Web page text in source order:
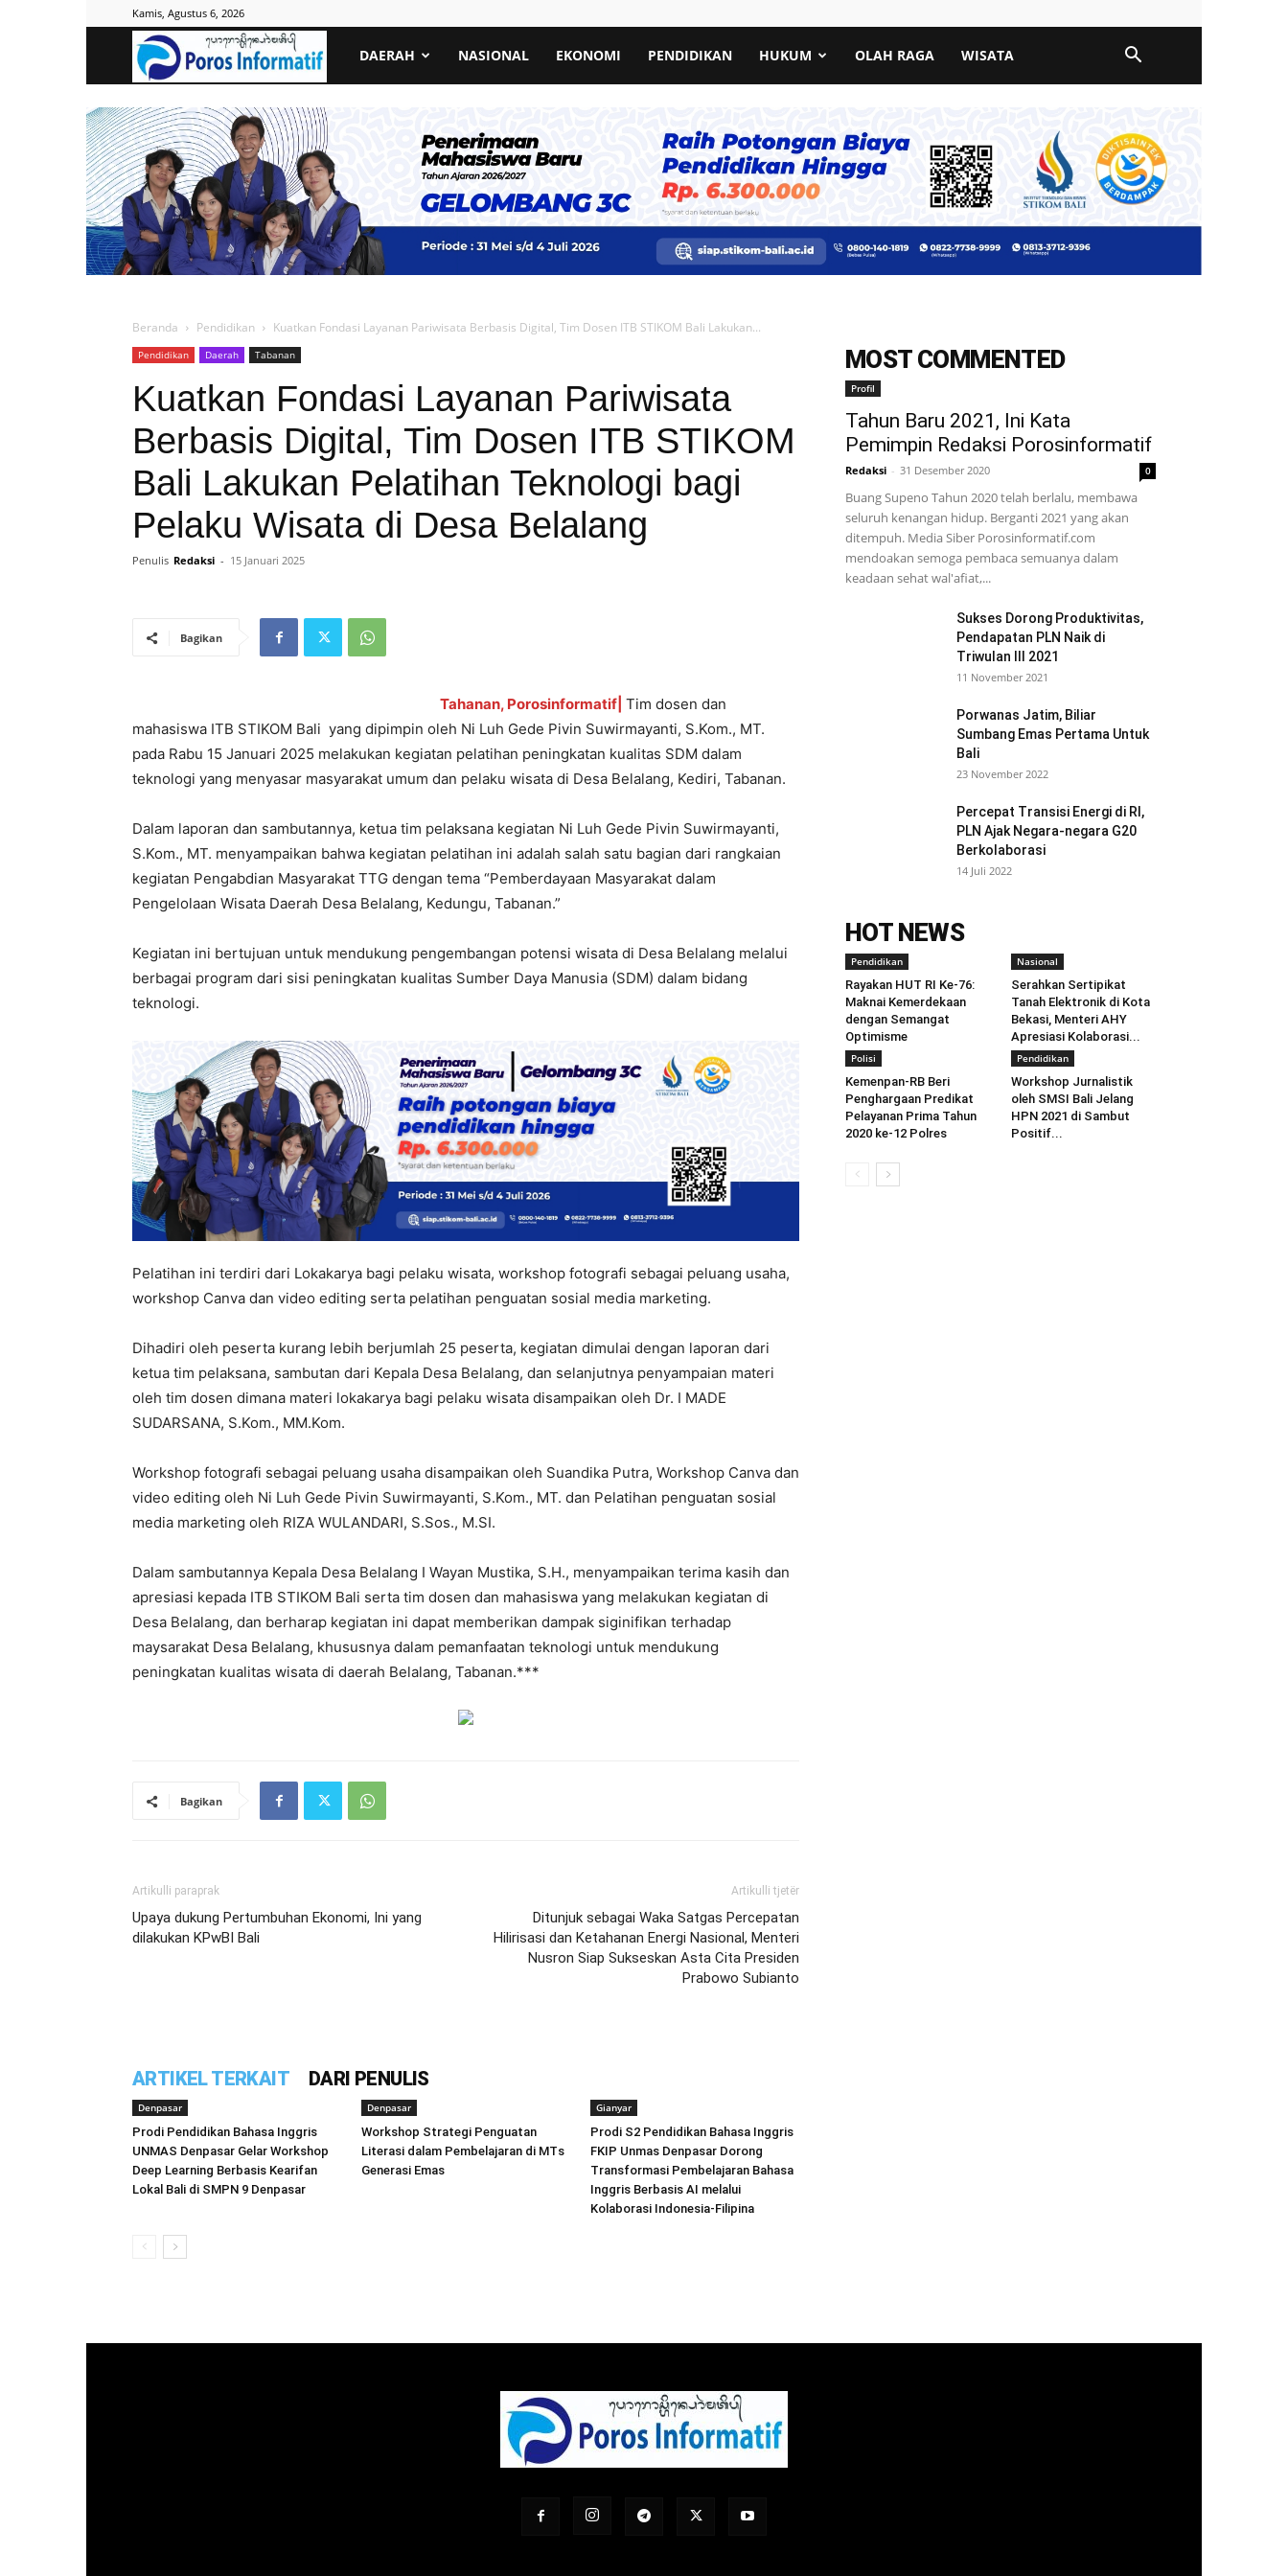
Kamis, Agustus 6, 2026
Poros
DAERAH NASIONAL EKONOMI PENDIDIKAN HUKUM OLAH RAGA WISATA
Beranda Pendidikan Kuatkan Fondasi Layanan Pariwisata Berbasis Digital, Tim Dosen ITB STIKOM Bali Lakukan...
Pendidikan Daerah Tabanan
Kuatkan Fondasi Layanan Pariwisata
Berbasis Digital, Tim Dosen ITB STIKOM
Bali Lakukan Pelatihan Teknologi bagi
Pelaku Wisata di Desa Belalang
Penulis Redaksi - 15 Januari 2025
Bagikan
Tahanan, Porosinformatif| Tim dosen dan
mahasiswa ITB STIKOM Bali yang dipimpin oleh Ni Luh Gede Pivin Suwirmayanti, S.Kom., MT.
pada Rabu 15 Januari 2025 melakukan kegiatan pelatihan peningkatan kualitas SDM dalam
teknologi yang menyasar masyarakat umum dan pelaku wisata di Desa Belalang, Kediri, Tabanan.
Dalam laporan dan sambutannya, ketua tim pelaksana kegiatan Ni Luh Gede Pivin Suwirmayanti,
S.Kom., MT. menyampaikan bahwa kegiatan pelatihan ini adalah salah satu bagian dari rangkaian
kegiatan Pengabdian Masyarakat TTG dengan tema “Pemberdayaan Masyarakat dalam
Pengelolaan Wisata Daerah Desa Belalang, Kedungu, Tabanan.”
Kegiatan ini bertujuan untuk mendukung pengembangan potensi wisata di Desa Belalang melalui
berbagai program dari sisi peningkatan kualitas Sumber Daya Manusia (SDM) dalam bidang
teknologi.
Pelatihan ini terdiri dari Lokakarya bagi pelaku wisata, workshop fotografi sebagai peluang usaha,
workshop Canva dan video editing serta pelatihan penguatan sosial media marketing.
Dihadiri oleh peserta kurang lebih berjumlah 25 peserta, kegiatan dimulai dengan laporan dari
ketua tim pelaksana, sambutan dari Kepala Desa Belalang, dan selanjutnya penyampaian materi
oleh tim dosen dimana materi lokakarya bagi pelaku wisata disampaikan oleh Dr. I MADE
SUDARSANA, S.Kom., MM.Kom.
Workshop fotografi sebagai peluang usaha disampaikan oleh Suandika Putra, Workshop Canva dan
video editing oleh Ni Luh Gede Pivin Suwirmayanti, S.Kom., MT. dan Pelatihan penguatan sosial
media marketing oleh RIZA WULANDARI, S.Sos., M.SI.
Dalam sambutannya Kepala Desa Belalang I Wayan Mustika, S.H., menyampaikan terima kasih dan
apresiasi kepada ITB STIKOM Bali serta tim dosen dan mahasiswa yang melakukan kegiatan di
Desa Belalang, dan berharap kegiatan ini dapat memberikan dampak siginifikan terhadap
maysarakat Desa Belalang, khususnya dalam pemanfaatan teknologi untuk mendukung
peningkatan kualitas wisata di daerah Belalang, Tabanan.***
Bagikan
Artikulli paraprak
Upaya dukung Pertumbuhan Ekonomi, Ini yang
dilakukan KPwBI Bali
Artikulli tjetër
Ditunjuk sebagai Waka Satgas Percepatan
Hilirisasi dan Ketahanan Energi Nasional, Menteri
Nusron Siap Sukseskan Asta Cita Presiden
Prabowo Subianto
ARTIKEL TERKAIT DARI PENULIS
Denpasar
Prodi Pendidikan Bahasa Inggris
UNMAS Denpasar Gelar Workshop
Deep Learning Berbasis Kearifan
Lokal Bali di SMPN 9 Denpasar
Denpasar
Workshop Strategi Penguatan
Literasi dalam Pembelajaran di MTs
Generasi Emas
Gianyar
Prodi S2 Pendidikan Bahasa Inggris
FKIP Unmas Denpasar Dorong
Transformasi Pembelajaran Bahasa
Inggris Berbasis AI melalui
Kolaborasi Indonesia-Filipina
MOST COMMENTED
Profil
Tahun Baru 2021, Ini Kata
Pemimpin Redaksi Porosinformatif
Redaksi - 31 Desember 2020 0
Buang Supeno Tahun 2020 telah berlalu, membawa
seluruh kenangan hidup. Berganti 2021 yang akan
ditempuh. Media Siber Porosinformatif.com
mendoakan semoga pembaca semuanya dalam
keadaan sehat wal'afiat,...
Sukses Dorong Produktivitas,
Pendapatan PLN Naik di
Triwulan III 2021
11 November 2021
Porwanas Jatim, Biliar
Sumbang Emas Pertama Untuk
Bali
23 November 2022
Percepat Transisi Energi di RI,
PLN Ajak Negara-negara G20
Berkolaborasi
14 Juli 2022
HOT NEWS
Pendidikan
Rayakan HUT RI Ke-76:
Maknai Kemerdekaan
dengan Semangat
Optimisme
Nasional
Serahkan Sertipikat
Tanah Elektronik di Kota
Bekasi, Menteri AHY
Apresiasi Kolaborasi...
Polisi
Kemenpan-RB Beri
Penghargaan Predikat
Pelayanan Prima Tahun
2020 ke-12 Polres
Pendidikan
Workshop Jurnalistik
oleh SMSI Bali Jelang
HPN 2021 di Sambut
Positif...